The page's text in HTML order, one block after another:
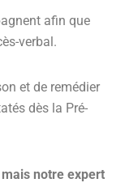
afin que
verbal.
et de remédier
dès la Pré-
notre expert